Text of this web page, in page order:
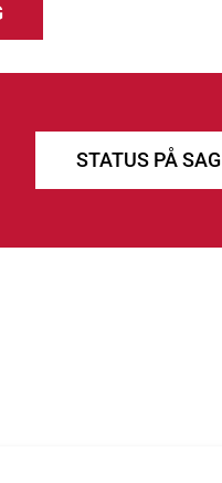
STATUS PÅ SAG